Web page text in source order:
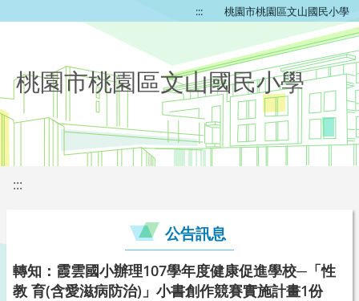
::: 桃園市桃園區文山國民小學
桃園市桃園區文山國民小學
:::
公告訊息
轉知：霞雲國小辦理107學年度健康促進學校─「性
教 育(含愛滋病防治)」小書創作競賽實施計畫1份